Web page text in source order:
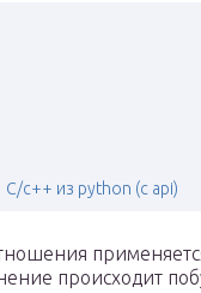
C/c++ из python (c api)
происходит